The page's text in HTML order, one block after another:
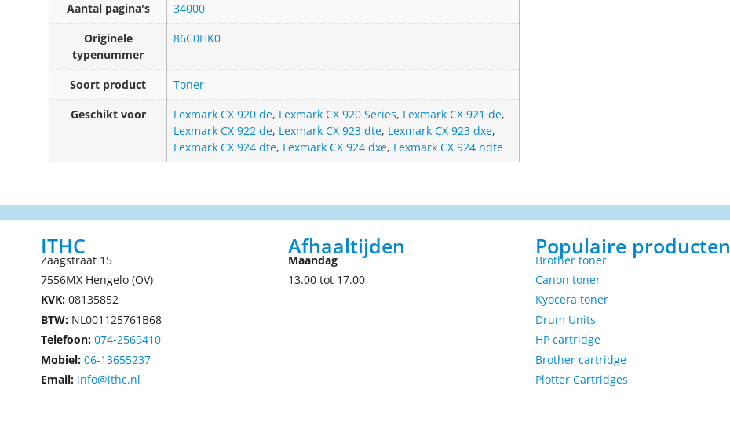
Aantal pagina's
34000
Originele
typenummer
86C0HK0
Soort product
Toner
Geschikt voor
Lexmark CX 920 de, Lexmark CX 920 Series, Lexmark CX 921 de,
Lexmark CX 922 de, Lexmark CX 923 dte, Lexmark CX 923 dxe,
Lexmark CX 924 dte, Lexmark CX 924 dxe, Lexmark CX 924 ndte
ITHC
Zaagstraat 15
7556MX Hengelo (OV)
KVK: 08135852
BTW: NL001125761B68
Telefoon: 074-2569410
Mobiel: 06-13655237
Email: info@ithc.nl
Afhaaltijden
Maandag
13.00 tot 17.00
Populaire producten
Brother toner
Canon toner
Kyocera toner
Drum Units
HP cartridge
Brother cartridge
Plotter Cartridges